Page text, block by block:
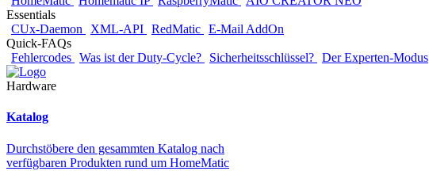
Essentials
CUx-Daemon
XML-API RedMatic E-Mail AddOn
Quick-FAQs
Fehlercodes Was ist der Duty-Cycle? Sicherheitsschlüssel? Der Experten-Modus
Hardware
Katalog
Durchstöbere den gesammten Katalog nach
verfügbaren Produkten rund um HomeMatic